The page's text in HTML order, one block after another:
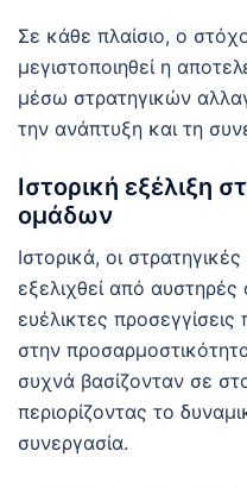
Σε κάθε πλαίσιο, ο
μεγιστοποιηθεί η
μέσω στρατηγικών
την ανάπτυξη και τη
Ιστορική εξέλιξη
ομάδων
Ιστορικά, οι
εξελιχθεί από
ευέλικτες
στην
συχνά βασίζονταν σε
περιορίζοντας το
συνεργασία.